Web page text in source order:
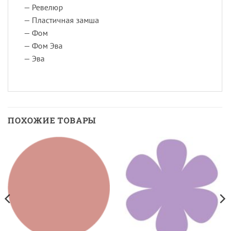
— Ревелюр
— Пластичная замша
— Фом
— Фом Эва
— Эва
ПОХОЖИЕ ТОВАРЫ